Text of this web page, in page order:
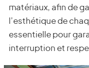
matériaux, afin de
l’esthétique de
essentielle pour
interruption et